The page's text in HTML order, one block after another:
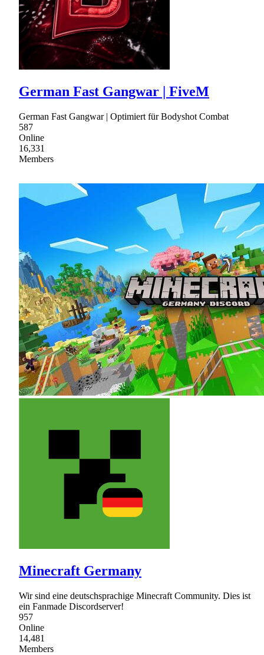
German Fast Gangwar | FiveM
German Fast Gangwar | Optimiert für Bodyshot Combat
587
Online
16,331
Members
Minecraft Germany
Wir sind eine deutschsprachige Minecraft Community. Dies ist
ein Fanmade Discordserver!
957
Online
14,481
Members